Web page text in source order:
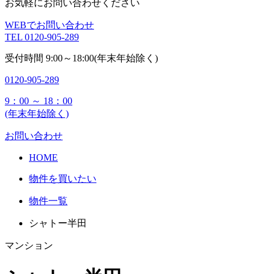
お気軽にお問い合わせください
WEBでお問い合わせ
TEL 0120-905-289
受付時間 9:00～18:00(年末年始除く)
0120-905-289
9：00 ～ 18：00
(年末年始除く)
お問い合わせ
HOME
物件を買いたい
物件一覧
シャトー半田
マンション